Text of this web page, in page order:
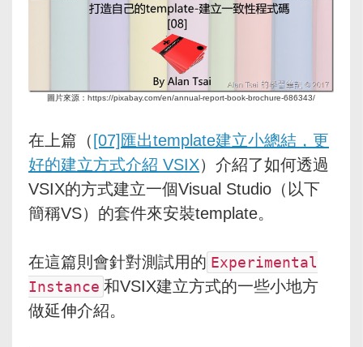
圖片來源：https://pixabay.com/en/annual-report-book-brochure-686343/
在上篇（[07]匯出template建立小總結，更
好的建立方式介紹 VSIX）介紹了如何透過
VSIX的方式建立一個Visual Studio（以下
簡稱VS）的套件來安裝template。
在這篇則會針對測試用的 Experimental
Instance 和VSIX建立方式的一些小地方
做延伸介紹。